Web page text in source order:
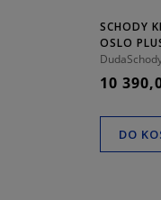
SCHODY
OSLO
10
DO